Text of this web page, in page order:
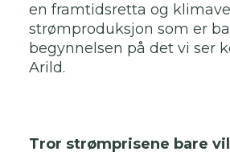
en framtidsretta og
strømproduksjon som er
begynnelsen på det vi ser
Arild.
Tror strømprisene bare